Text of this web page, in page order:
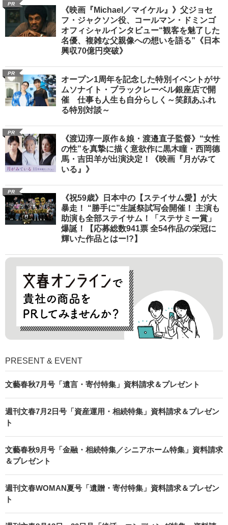
PR
《映画『Michael／マイケル』》父ジョセ
フ・ジャクソン役、コールマン・ドミンゴ
オフィシャルインタビュー“観客を魅了した
名優、複雑な父親像への想いを語る”《日本
興収70億円突破》
PR
オープン1周年を記念した特別イベントがサ
ムソナイト・ブラックレーベル銀座店で開
催 仕事も人生も自分らしく～笑顔あふれ
る特別対談～
PR
《渡辺淳一原作＆娘・渡邉直子監督》“女性
の性”を真摯に描く意欲作に黒木瞳・西岡德
馬・吉田羊が出演決定！《映画『月がみて
いる』》
PR
《祝59歳》日本中の【ステイサム愛】が大
暴走！ “勝手に”生誕祭試写会開催！ 主演も
助演も全部ステイサム！「ステサミー賞」
爆誕！【応募総数941票 全54作品の栄冠に
輝いた作品とはー!?】
PRESENT & EVENT
文藝春秋7月号「遺言・寄付特集」資料請求＆プレゼント
週刊文春7月2日号「資産運用・相続特集」資料請求＆プレゼン
ト
文藝春秋9月号「金融・相続特集／シニアホーム特集」資料請求
＆プレゼント
週刊文春WOMAN夏号「遺贈・寄付特集」資料請求＆プレゼン
ト